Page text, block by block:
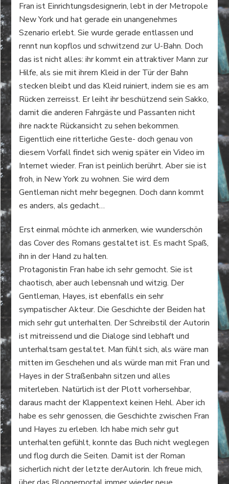
Fran ist Einrichtungsdesignerin, lebt in der Metropole
New York und hat gerade ein unangenehmes
Szenario erlebt. Sie wurde gerade entlassen und
rennt nun kopflos und schwitzend zur U-Bahn. Doch
das ist nicht alles: ihr kommt ein attraktiver Mann zur
Hilfe, als sie mit ihrem Kleid in der Tür der Bahn
stecken bleibt und das Kleid ruiniert, indem sie es am
Rücken zerreisst. Er leiht ihr beschützend sein Sakko,
damit die anderen Fahrgäste und Passanten nicht
ihre nackte Rückansicht zu sehen bekommen.
Eigentlich eine ritterliche Geste- doch genau von
diesem Vorfall findet sich wenig später ein Video im
Internet wieder. Fran ist peinlich berührt. Aber sie ist
froh, in New York zu wohnen. Sie wird dem
Gentleman nicht mehr begegnen. Doch dann kommt
es anders, als gedacht…
Erst einmal möchte ich anmerken, wie wunderschön
das Cover des Romans gestaltet ist. Es macht Spaß,
ihn in der Hand zu halten.
Protagonistin Fran habe ich sehr gemocht. Sie ist
chaotisch, aber auch lebensnah und witzig. Der
Gentleman, Hayes, ist ebenfalls ein sehr
sympatischer Akteur. Die Geschichte der Beiden hat
mich sehr gut unterhalten. Der Schreibstil der Autorin
ist mitreissend und die Dialoge sind lebhaft und
unterhaltsam gestaltet. Man fühlt sich, als wäre man
mitten im Geschehen und als würde man mit Fran und
Hayes in der Straßenbahn sitzen und alles
miterleben. Natürlich ist der Plott vorhersehbar,
daraus macht der Klappentext keinen Hehl. Aber ich
habe es sehr genossen, die Geschichte zwischen Fran
und Hayes zu erleben. Ich habe mich sehr gut
unterhalten gefühlt, konnte das Buch nicht weglegen
und flog durch die Seiten. Damit ist der Roman
sicherlich nicht der letzte derAutorin. Ich freue mich,